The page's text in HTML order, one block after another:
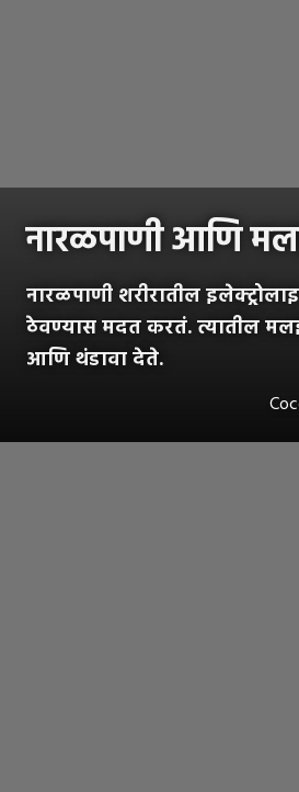
नारळपाणी आणि
नारळपाणी शरीरातील
ठेवण्यास मदत करतं. त्यातील
आणि थंडावा देते.